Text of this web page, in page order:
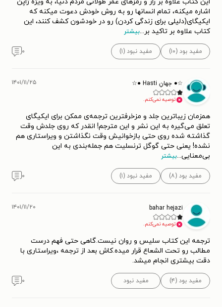
این کتاب علاوه بر راز و رمزهای عمر طولانی مردم دنیا، به ویژه ژاپن
اشاره میکنه، تمام انسانها رو به روش خودش دعوت میکنه که
ایکیگای(دلیلی برای زندگی کردن) رو در خودشون کشف کنند، این
کتاب علاوه بر تاکید بر...بیشتر
مفید بود (۱۰) مفید نبود (۱) ۰
☆● جهانِ Hasti ●☆
توصیه نمی‌کنم.
۱۴۰۱/۱۱/۲۵
همزمان زیباترین جلد و مزخرفترین ترجمه‌ی ممکن برای ایکیگای
تعلق می‌گیره به این نشر و این مترجم! انقدر که روی جلدش وقت
گذاشته شده روی حتی بازخوانیش وقت نگذاشتن و ویراستاری هم
نشده! یعنی حتی گوگل ترنسلیت هم جمله‌بندی به این
بی‌معنایی...بیشتر
مفید بود (۸) مفید نبود (۱) ۰
bahar hejazi
توصیه نمی‌کنم.
۱۴۰۱/۱۱/۲۰
ترجمه این کتاب سلیس و روان نیست.گاهی حتی فهم درست
مطالب رو تحت الشعاع قرار میده.کاش بعد از ترجمه ،ویراستاری با
دقت بیشتری انجام میشد.
مفید بود (۴) مفید نبود ۰